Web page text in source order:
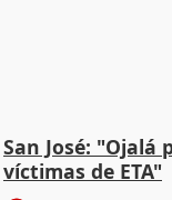
San José: "Ojalá
víctimas de ETA"